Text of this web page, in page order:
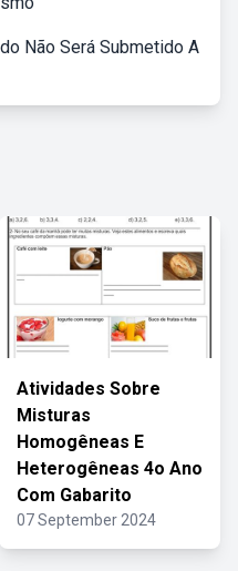
Não Será Submetido A
Atividades Sobre
Misturas
Homogêneas E
Heterogêneas 4o Ano
Com Gabarito
07 September 2024